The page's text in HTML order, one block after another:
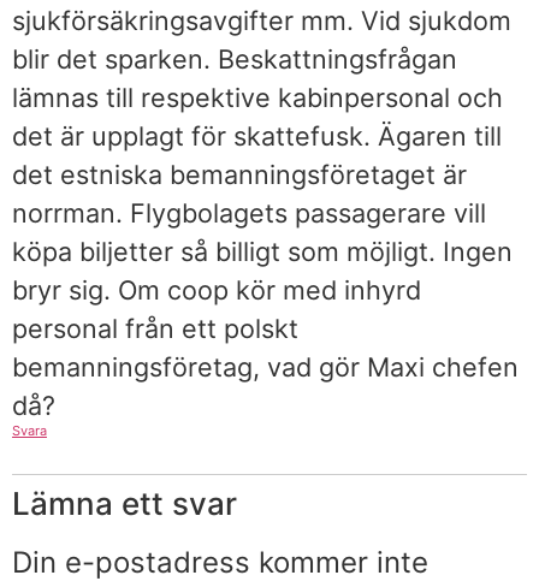
sjukförsäkringsavgifter mm. Vid sjukdom
blir det sparken. Beskattningsfrågan
lämnas till respektive kabinpersonal och
det är upplagt för skattefusk. Ägaren till
det estniska bemanningsföretaget är
norrman. Flygbolagets passagerare vill
köpa biljetter så billigt som möjligt. Ingen
bryr sig. Om coop kör med inhyrd
personal från ett polskt
bemanningsföretag, vad gör Maxi chefen
då?
Svara
Lämna ett svar
Din e-postadress kommer inte